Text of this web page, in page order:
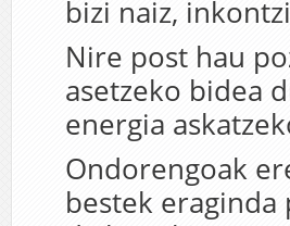
bizi naiz,
Nire post hau
asetzeko bidea
energia
Ondorengoak
bestek